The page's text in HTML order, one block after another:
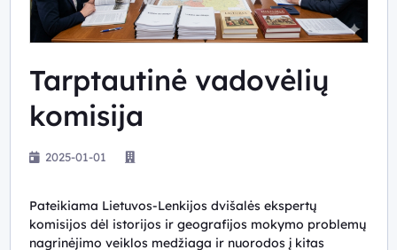
Tarptautinė vadovėlių
komisija
2025-01-01
Pateikiama Lietuvos-Lenkijos dvišalės ekspertų
komisijos dėl istorijos ir geografijos mokymo problemų
nagrinėjimo veiklos medžiaga ir nuorodos į kitas